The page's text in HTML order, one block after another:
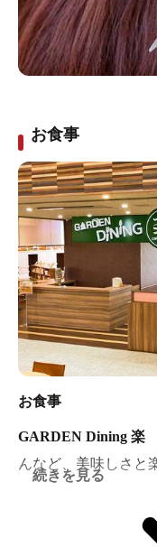
お食事
お食事
GARDEN Dining 楽
んなど、美味しさと
続きを見る